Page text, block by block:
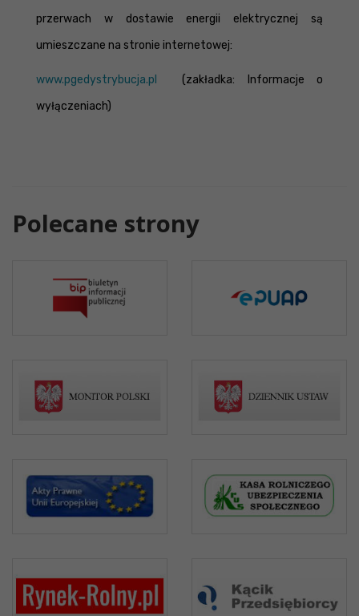
przerwach w dostawie energii elektrycznej są
umieszczane na stronie internetowej:
www.pgedystrybucja.pl
(zakładka: Informacje o
wyłączeniach)
Polecane strony